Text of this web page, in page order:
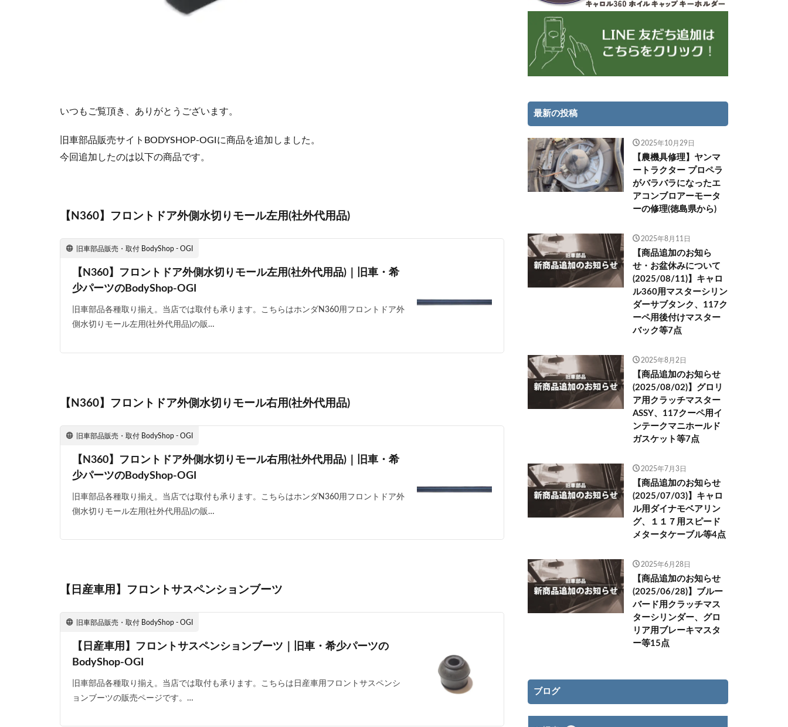
いつもご覧頂き、ありがとうございます。
旧車部品販売サイトBODYSHOP-OGIに商品を追加しました。
今回追加したのは以下の商品です。
【N360】フロントドア外側水切りモール左用(社外代用品)
旧車部品販売・取付 BodyShop - OGI
【N360】フロントドア外側水切りモール左用(社外代用品)｜旧車・希
少パーツのBodyShop-OGI
旧車部品各種取り揃え。当店では取付も承ります。こちらはホンダN360用フロントドア外
側水切りモール左用(社外代用品)の販…
【N360】フロントドア外側水切りモール右用(社外代用品)
旧車部品販売・取付 BodyShop - OGI
【N360】フロントドア外側水切りモール右用(社外代用品)｜旧車・希
少パーツのBodyShop-OGI
旧車部品各種取り揃え。当店では取付も承ります。こちらはホンダN360用フロントドア外
側水切りモール左用(社外代用品)の販…
【日産車用】フロントサスペンションブーツ
旧車部品販売・取付 BodyShop - OGI
【日産車用】フロントサスペンションブーツ｜旧車・希少パーツの
BodyShop-OGI
旧車部品各種取り揃え。当店では取付も承ります。こちらは日産車用フロントサスペンシ
ョンブーツの販売ページです。…
最新の投稿
2025年10月29日
【農機具修理】ヤンマ
ートラクター プロペラ
がバラバラになったエ
アコンブロアーモータ
ーの修理(徳島県から)
2025年8月11日
【商品追加のお知ら
せ・お盆休みについて
(2025/08/11)】キャロ
ル360用マスターシリン
ダーサブタンク、117ク
ーペ用後付けマスター
バック等7点
2025年8月2日
【商品追加のお知らせ
(2025/08/02)】グロリ
ア用クラッチマスター
ASSY、117クーペ用イ
ンテークマニホールド
ガスケット等7点
2025年7月3日
【商品追加のお知らせ
(2025/07/03)】キャロ
ル用ダイナモベアリン
グ、１１７用スピード
メタータケーブル等4点
2025年6月28日
【商品追加のお知らせ
(2025/06/28)】ブルー
バード用クラッチマス
ターシリンダー、グロ
リア用ブレーキマスタ
ー等15点
ブログ